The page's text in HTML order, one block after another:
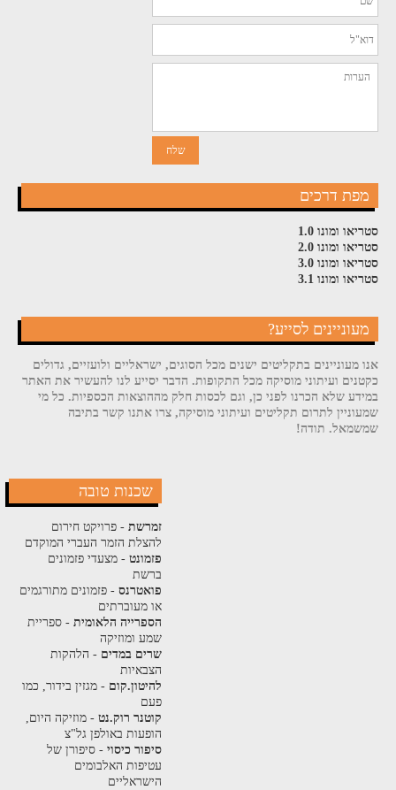
מפת דרכים
סטריאו ומונו 1.0
סטריאו ומונו 2.0
סטריאו ומונו 3.0
סטריאו ומונו 3.1
מעוניינים לסייע?
אנו מעוניינים בתקליטים ישנים מכל הסוגים, ישראליים ולועזיים, גדולים
כקטנים ועיתוני מוסיקה מכל התקופות. הדבר יסייע לנו להעשיר את האתר
במידע שלא הכרנו לפני כן, וגם לכסות חלק מההוצאות הכספיות. כל מי
שמעוניין לתרום תקליטים ועיתוני מוסיקה, צרו אתנו קשר בתיבה
שמשמאל. תודה!
שכנות טובה
זמרשת- פרויקט חירום
להצלת הזמר העברי המוקדם
פזמונט- מצעדי פזמונים
ברשת
פואטרנס- פזמונים מתורגמים
או מעוברתים
הספרייה הלאומית- ספריית
שמע ומוזיקה
שרים במדים - הלהקות
הצבאיות
להיטון.קום - מגזין בידור, כמו
פעם
קוטנר רוק.נט- מוזיקה היום,
הופעות באולפן גל"צ
סיפור כיסוי- סיפורן של
עטיפות האלבומים
הישראליים